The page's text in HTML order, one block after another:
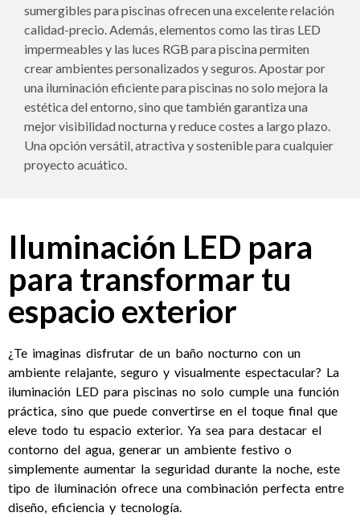
sumergibles para piscinas ofrecen una excelente relación
calidad-precio. Además, elementos como las tiras LED
impermeables y las luces RGB para piscina permiten
crear ambientes personalizados y seguros. Apostar por
una iluminación eficiente para piscinas no solo mejora la
estética del entorno, sino que también garantiza una
mejor visibilidad nocturna y reduce costes a largo plazo.
Una opción versátil, atractiva y sostenible para cualquier
proyecto acuático.
Iluminación LED para
para transformar tu
espacio exterior
¿Te imaginas disfrutar de un baño nocturno con un
ambiente relajante, seguro y visualmente espectacular? La
iluminación LED para piscinas no solo cumple una función
práctica, sino que puede convertirse en el toque final que
eleve todo tu espacio exterior. Ya sea para destacar el
contorno del agua, generar un ambiente festivo o
simplemente aumentar la seguridad durante la noche, este
tipo de iluminación ofrece una combinación perfecta entre
diseño, eficiencia y tecnología.